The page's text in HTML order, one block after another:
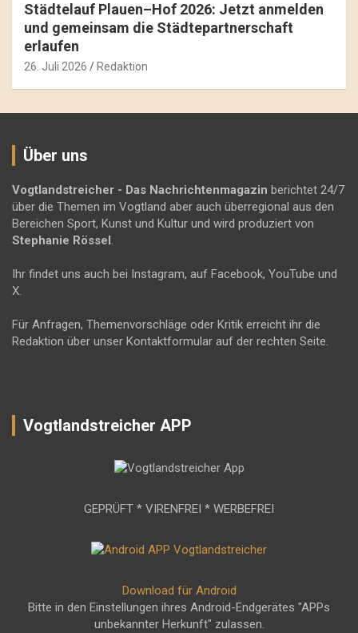
Städtelauf Plauen–Hof 2026: Jetzt anmelden
und gemeinsam die Städtepartnerschaft
erlaufen
26. Juli 2026 Redaktion
Über uns
Vogtlandstreicher - Das Nachrichtenmagazin berichtet 24/7
über die Themen im Vogtland aber auch überregional aus den
Bereichen Sport, Kunst und Kultur und wird produziert von
Stephanie Rössel .
Ihr findet uns auch bei Instagram, auf Facebook, YouTube und
X.
Für Anfragen, Themenvorschläge oder Kritik erreicht ihr die
Redaktion über unser Kontaktformular auf der rechten Seite.
Vogtlandstreicher APP
GEPRÜFT * VIRENFREI * WERBEFREI
Download für Android
Bitte in den Einstellungen ihres Android-Endgerätes "APPs
unbekannter Herkunft" zulassen.